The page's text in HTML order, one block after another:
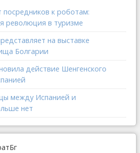
посредников к роботам:
революция в туризме
на выставке
Болгарии
действие Шенгенского
между Испанией и
нет